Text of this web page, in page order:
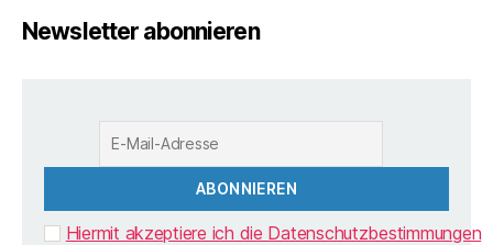
Newsletter abonnieren
Hiermit akzeptiere ich die Datenschutzbestimmungen